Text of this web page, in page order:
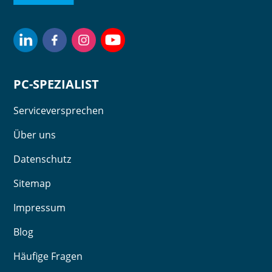
PC-SPEZIALIST
Serviceversprechen
Über uns
Datenschutz
Sitemap
Impressum
Blog
Häufige Fragen